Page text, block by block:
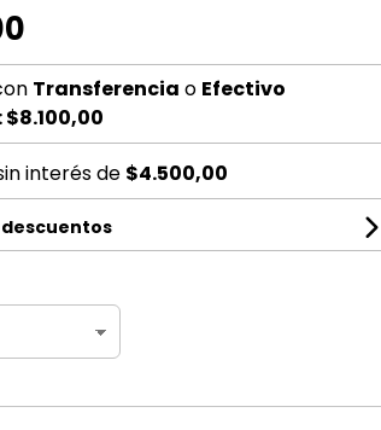
Transferencia o Efectivo
$8.100,00
interés de $4.500,00